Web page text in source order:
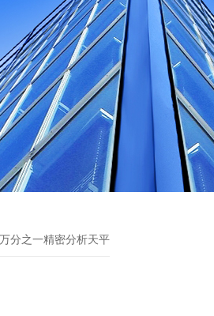
分之一精密分析天平